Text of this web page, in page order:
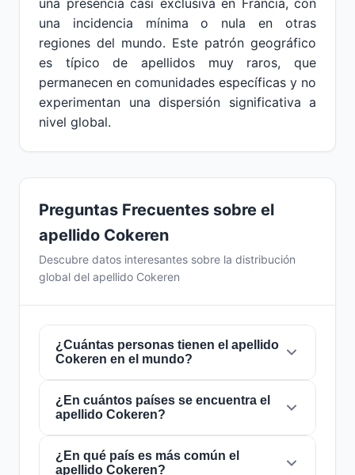
una presencia casi exclusiva en Francia, con
una incidencia mínima o nula en otras
regiones del mundo. Este patrón geográfico
es típico de apellidos muy raros, que
permanecen en comunidades específicas y no
experimentan una dispersión significativa a
nivel global.
Preguntas Frecuentes sobre el
apellido Cokeren
Descubre datos interesantes sobre la distribución
global del apellido Cokeren
¿Cuántas personas tienen el apellido
Cokeren en el mundo?
Actualmente hay aproximadamente1
personascon el apellido
mundo. Esto significa que aproximadamente 1
de cada8,000,000,000 personas
¿En cuántos países se encuentra el
apellido Cokeren?
El apellidoCokerenestá presente en
¿En qué país es más común el
apellido Cokeren?